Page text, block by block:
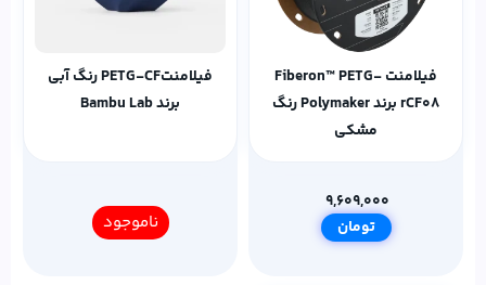
فیلامنت Fiberon™ PETG-
rCF08 برند Polymaker رنگ
مشکی
9,609,000
تومان
فیلامنتPETG-CF رنگ آبی
برند Bambu Lab
ناموجود